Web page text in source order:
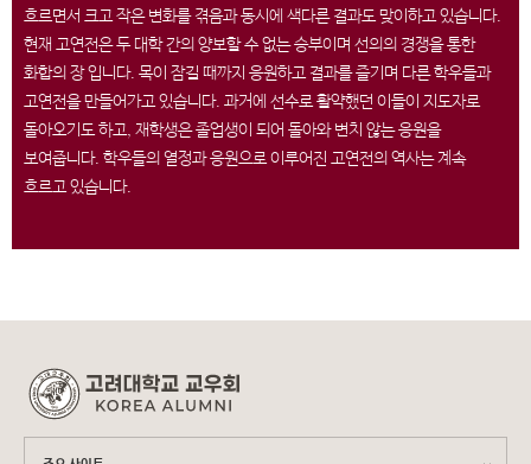
흐르면서 크고 작은 변화를 겪음과 동시에 색다른 결과도 맞이하고 있습니다.
현재 고연전은 두 대학 간의 양보할 수 없는 승부이며 선의의 경쟁을 통한
화합의 장 입니다. 목이 잠길 때까지 응원하고 결과를 즐기며 다른 학우들과
고연전을 만들어가고 있습니다. 과거에 선수로 활약했던 이들이 지도자로
돌아오기도 하고, 재학생은 졸업생이 되어 돌아와 변치 않는 응원을
보여줍니다. 학우들의 열정과 응원으로 이루어진 고연전의 역사는 계속
흐르고 있습니다.